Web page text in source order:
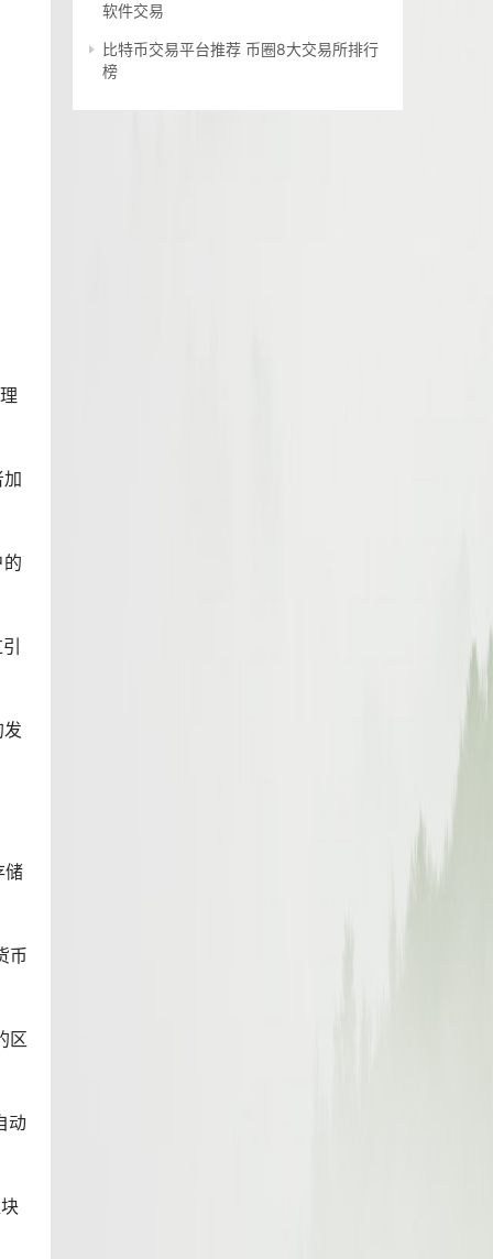
储
币
区
动
软件交易
比特币交易平台推荐 币圈8大交易所排行
榜